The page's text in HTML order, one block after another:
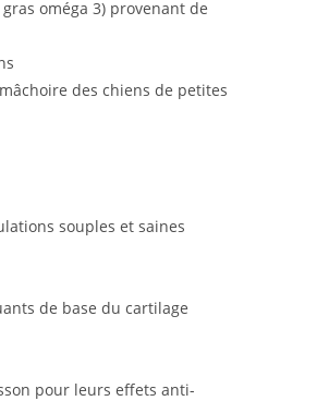
gras oméga 3) provenant de
des chiens de petites
souples et saines
de base du cartilage
pour leurs effets anti-